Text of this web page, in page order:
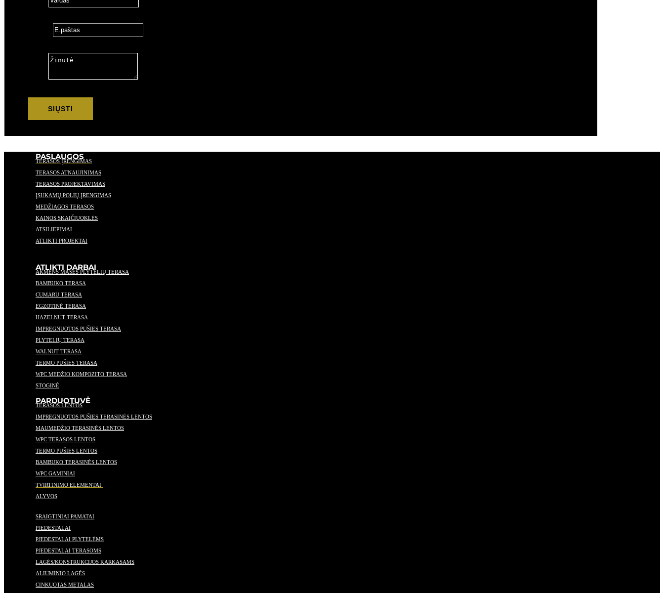
SIŲSTI
PASLAUGOS
TERASOS ĮRENGIMAS
TERASOS ATNAUJINIMAS
TERASOS PROJEKTAVIMAS
ĮSUKAMŲ POLIŲ ĮRENGIMAS
MEDŽIAGOS TERASOS
KAINOS SKAIČIUOKLĖS
ATSILIEPIMAI
ATLIKTI PROJEKTAI
ATLIKTI DARBAI
AKMENS MASĖS PLYTELIŲ TERASA
BAMBUKO TERASA
CUMARU TERASA
EGZOTINĖ TERASA
HAZELNUT TERASA
IMPREGNUOTOS PUŠIES TERASA
PLYTELIŲ TERASA
WALNUT TERASA
TERMO PUŠIES TERASA
WPC MEDŽIO KOMPOZITO TERASA
STOGINĖ
PARDUOTUVĖ
TERASOS LENTOS
IMPREGNUOTOS PUŠIES TERASINĖS LENTOS
MAUMEDŽIO TERASINĖS LENTOS
WPC TERASOS LENTOS
TERMO PUŠIES LENTOS
BAMBUKO TERASINĖS LENTOS
WPC GAMINIAI
TVIRTINIMO ELEMENTAI
ALYVOS
SRAIGTINIAI PAMATAI
PJEDESTALAI
PJEDESTALAI PLYTELĖMS
PJEDESTALAI TERASOMS
LAGĖS/KONSTRUKCIJOS KARKASAMS
ALIUMINIO LAGĖS
CINKUOTAS METALAS